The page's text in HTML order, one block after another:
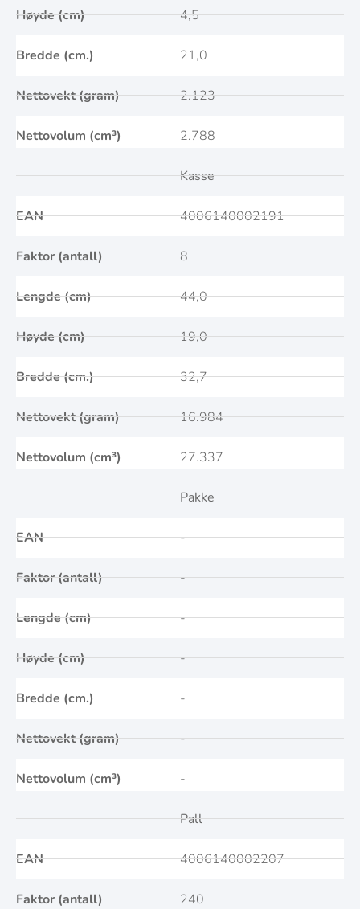
Høyde (cm)
Bredde (cm.)
Nettovekt (gram)
Nettovolum (cm³)
4,5
21,0
2.123
2.788
EAN
Faktor (antall)
Lengde (cm)
Høyde (cm)
Bredde (cm.)
Nettovekt (gram)
Nettovolum (cm³)
Kasse
4006140002191
8
44,0
19,0
32,7
16.984
27.337
EAN
Faktor (antall)
Lengde (cm)
Høyde (cm)
Bredde (cm.)
Nettovekt (gram)
Nettovolum (cm³)
Pakke
-
-
-
-
-
-
-
EAN
Faktor (antall)
Pall
4006140002207
240